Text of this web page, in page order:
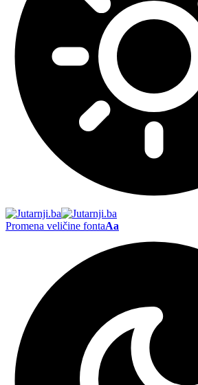
Promena veličine fontaAa